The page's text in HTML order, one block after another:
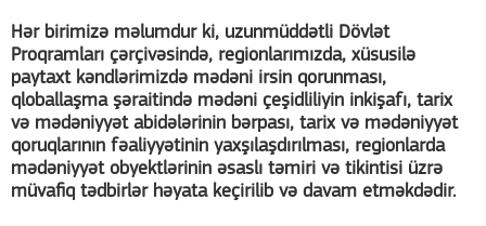
Hər birimizə məlumdur ki, uzunmüddətli Dövlət
Proqramları çərçivəsində, regionlarımızda, xüsusilə
paytaxt kəndlərimizdə mədəni irsin qorunması,
qloballaşma şəraitində mədəni çeşidliliyin inkişafı, tarix
və mədəniyyət abidələrinin bərpası, tarix və mədəniyyət
qoruqlarının fəaliyyətinin yaxşılaşdırılması, regionlarda
mədəniyyət obyektlərinin əsaslı təmiri və tikintisi üzrə
müvafiq tədbirlər həyata keçirilib və davam etməkdədir.